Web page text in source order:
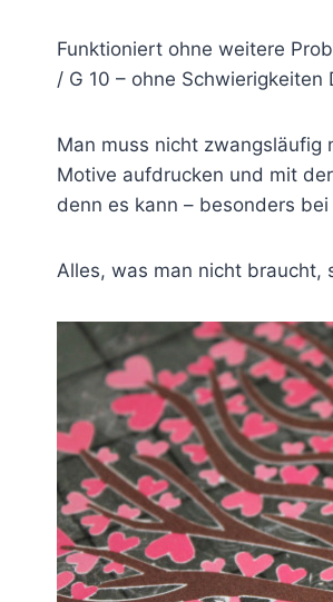
Funktioniert ohne weitere
/ G 10 – ohne Schwierigkeiten
Man muss nicht zwangsläufig
Motive aufdrucken und mit
denn es kann – besonders
Alles, was man nicht braucht,